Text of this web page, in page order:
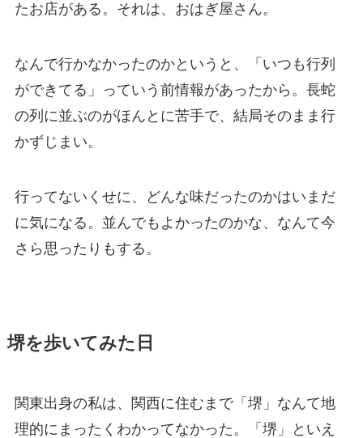
たお店がある。それは、おはぎ屋さん。
なんで行かなかったのかというと、「いつも行列
ができてる」っていう前情報があったから。長蛇
の列に並ぶのがほんとに苦手で、結局そのまま行
かずじまい。
行ってないくせに、どんな味だったのかはいまだ
に気になる。並んでもよかったのかな、なんて今
さら思ったりもする。
堺を歩いてみた日
関東出身の私は、関西に住むまで「堺」なんて地
理的にまったくわかってなかった。「堺」といえ